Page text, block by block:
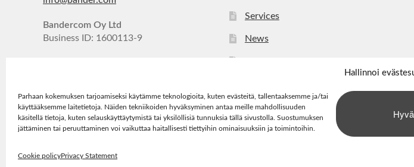
Hallinnoi
Parhaan kokemuksen tarjoamiseksi käytämme teknologioita, kuten evästeitä, tallentaaksemme ja/tai
käyttääksemme laitetietoja. Näiden tekniikoiden hyväksyminen antaa meille mahdollisuuden
käsitellä tietoja, kuten selauskäyttäytymistä tai yksilöllisiä tunnuksia tällä sivustolla. Suostumuksen
jättäminen tai peruuttaminen voi vaikuttaa haitallisesti tiettyihin ominaisuuksiin ja toimintoihin.
Cookie policyPrivacy Statement
Bandercom Oy Ltd
Business ID: 1600113-9
Services
News